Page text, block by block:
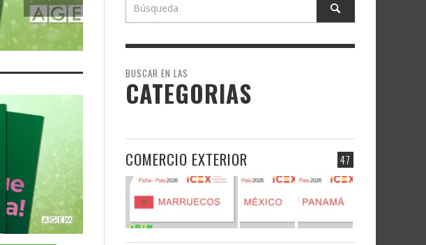
BUSCAR EN LAS
CATEGORIAS
47
COMERCIO EXTERIOR